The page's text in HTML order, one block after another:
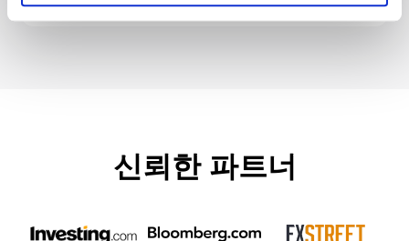
험해 보세요.
신뢰한 파트너